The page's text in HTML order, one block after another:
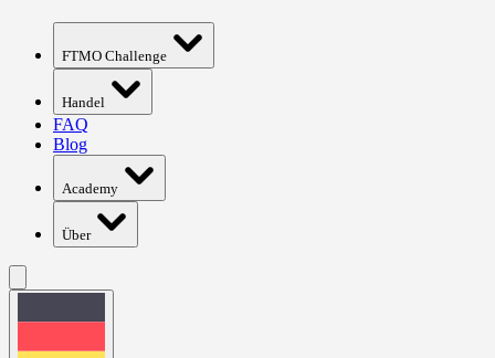
FTMO Challenge
Handel
FAQ
Blog
Academy
Über